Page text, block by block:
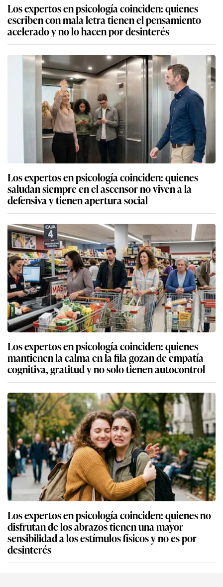
Los expertos en psicología coinciden: quienes
escriben con mala letra tienen el pensamiento
acelerado y no lo hacen por desinterés
Los expertos en psicología coinciden: quienes
saludan siempre en el ascensor no viven a la
defensiva y tienen apertura social
Los expertos en psicología coinciden: quienes
mantienen la calma en la fila gozan de empatía
cognitiva, gratitud y no solo tienen autocontrol
Los expertos en psicología coinciden: quienes no
disfrutan de los abrazos tienen una mayor
sensibilidad a los estímulos físicos y no es por
desinterés